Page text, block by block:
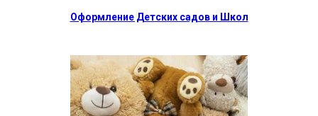
Оформление Детских садов и Школ